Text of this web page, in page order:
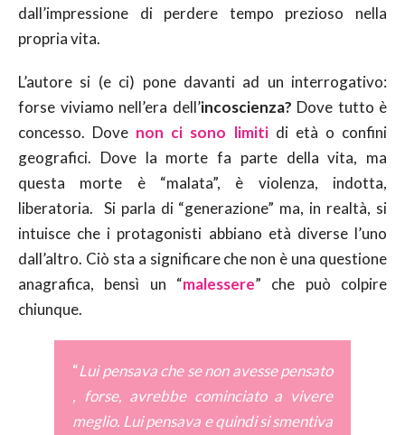
dall’impressione di perdere tempo prezioso nella
propria vita.
L’autore si (e ci) pone davanti ad un interrogativo:
forse viviamo nell’era dell’incoscienza? Dove tutto è
concesso. Dove non ci sono limitidi età o confini
geografici. Dove la morte fa parte della vita, ma
questa morte è “malata”, è violenza, indotta,
liberatoria. Si parla di “generazione” ma, in realtà, si
intuisce che i protagonisti abbiano età diverse l’uno
dall’altro. Ciò sta a significare che non è una questione
anagrafica, bensì un “malessere” che può colpire
chiunque.
“Lui pensava che se non avesse pensato
, forse, avrebbe cominciato a vivere
meglio. Lui pensava e quindi si smentiva